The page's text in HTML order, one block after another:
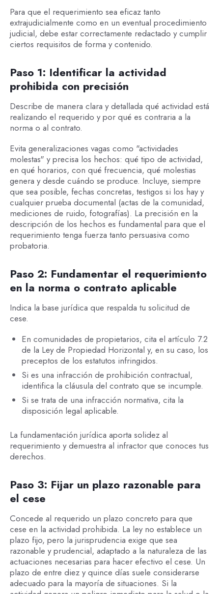
Para que el requerimiento sea eficaz tanto
extrajudicialmente como en un eventual procedimiento
judicial, debe estar correctamente redactado y cumplir
ciertos requisitos de forma y contenido.
Paso 1: Identificar la actividad
prohibida con precisión
Describe de manera clara y detallada qué actividad está
realizando el requerido y por qué es contraria a la
norma o al contrato.
Evita generalizaciones vagas como "actividades
molestas" y precisa los hechos: qué tipo de actividad,
en qué horarios, con qué frecuencia, qué molestias
genera y desde cuándo se produce. Incluye, siempre
que sea posible, fechas concretas, testigos si los hay y
cualquier prueba documental (actas de la comunidad,
mediciones de ruido, fotografías). La precisión en la
descripción de los hechos es fundamental para que el
requerimiento tenga fuerza tanto persuasiva como
probatoria.
Paso 2: Fundamentar el requerimiento
en la norma o contrato aplicable
Indica la base jurídica que respalda tu solicitud de
cese.
En comunidades de propietarios, cita el artículo 7.2
de la Ley de Propiedad Horizontal y, en su caso, los
preceptos de los estatutos infringidos.
Si es una infracción de prohibición contractual,
identifica la cláusula del contrato que se incumple.
Si se trata de una infracción normativa, cita la
disposición legal aplicable.
La fundamentación jurídica aporta solidez al
requerimiento y demuestra al infractor que conoces tus
derechos.
Paso 3: Fijar un plazo razonable para
el cese
Concede al requerido un plazo concreto para que
cese en la actividad prohibida. La ley no establece un
plazo fijo, pero la jurisprudencia exige que sea
razonable y prudencial, adaptado a la naturaleza de las
actuaciones necesarias para hacer efectivo el cese. Un
plazo de entre diez y quince días suele considerarse
adecuado para la mayoría de situaciones. Si la